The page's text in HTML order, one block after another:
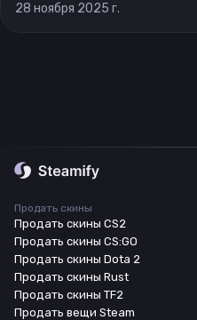
28 ноября 2025 г.
Продать скины
Продать скины CS2
Продать скины CS:GO
Продать скины Dota 2
Продать скины Rust
Продать скины TF2
Продать вещи Steam